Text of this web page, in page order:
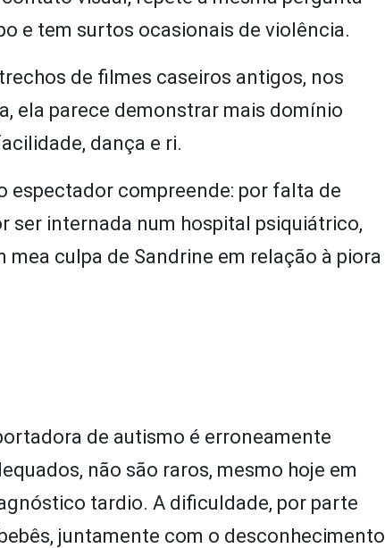
e tem surtos ocasionais de violência.
de filmes caseiros antigos, nos
ela parece demonstrar mais domínio
dança e ri.
espectador compreende: por falta de
ser internada num hospital psiquiátrico,
culpa de Sandrine em relação à piora
de autismo é erroneamente
não são raros, mesmo hoje em
tardio. A dificuldade, por parte
juntamente com o desconhecimento